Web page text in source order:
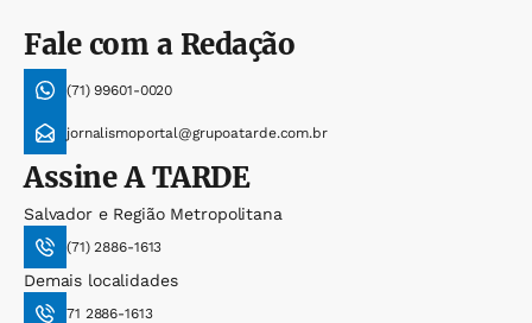
Fale com a Redação
(71) 99601-0020
jornalismoportal@grupoatarde.com.br
AssineA TARDE
Salvador e Região Metropolitana
(71) 2886-1613
Demais localidades
71 2886-1613